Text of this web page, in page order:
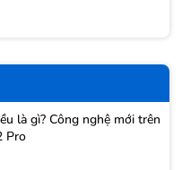
là gì? Công nghệ mới trên
Pro